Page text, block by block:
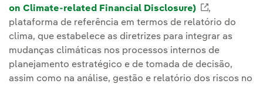
on Climate-related Financial Disclosure)
Link
,
plataforma de referência em termos de relatório do
clima, que estabelece as diretrizes para integrar as
mudanças climáticas nos processos internos de
planejamento estratégico e de tomada de decisão,
assim como na análise, gestão e relatório dos riscos no